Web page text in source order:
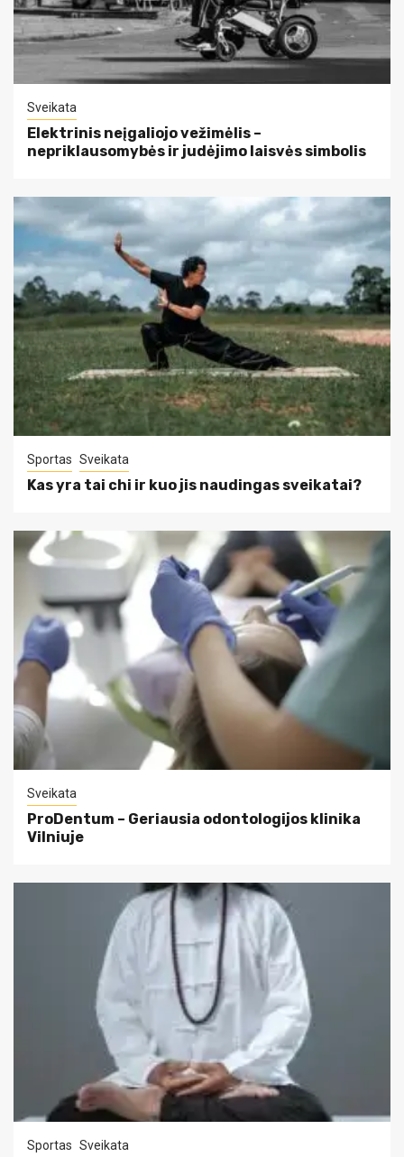
Sveikata
Elektrinis neįgaliojo vežimėlis –
nepriklausomybės ir judėjimo laisvės simbolis
Sportas Sveikata
Kas yra tai chi ir kuo jis naudingas sveikatai?
Sveikata
ProDentum – Geriausia odontologijos klinika
Vilniuje
Sportas Sveikata